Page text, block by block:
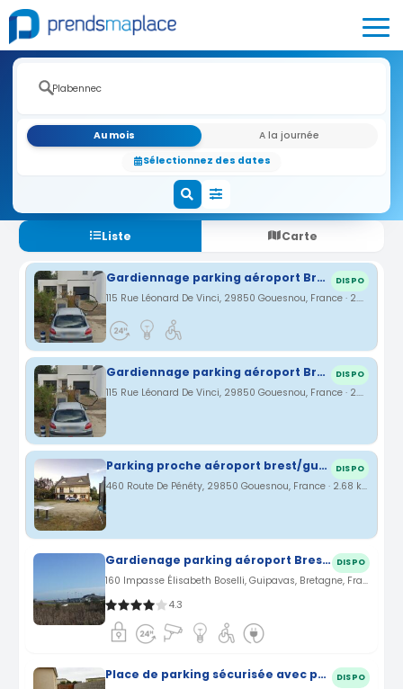
Au mois
A la journée
Sélectionnez des dates
Liste Carte
Gardiennage parking aéroport Brest (Guipavas) DISPO
115 Rue Léonard De Vinci, 29850 Gouesnou, France · 2.62 km
Gardiennage parking aéroport Brest (Guipavas) DISPO
115 Rue Léonard De Vinci, 29850 Gouesnou, France · 2.62 km
Parking proche aéroport brest/guipavas DISPO
460 Route De Pénéty, 29850 Gouesnou, France · 2.68 km
Gardienage parking aéroport Brest à Guipavas (29) DISPO
160 Impasse Élisabeth Boselli, Guipavas, Bretagne, France · 3.51 km
4.3
Place de parking sécurisée avec portail proche aéroport Brest Guipavas (29) DISPO